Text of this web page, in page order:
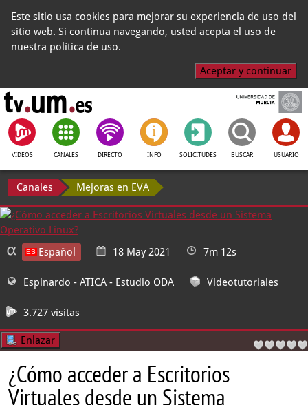
Este sitio usa cookies para mejorar su experiencia de uso del
sitio web. Si continua navegando, usted acepta el uso de
nuestra política de uso.
Aceptar y continuar
VIDEOS CANALES DIRECTO INFO SOLICITUDES BUSCAR USUARIO
Canales Mejoras en EVA
Español 18 May 2021 7m 12s
Espinardo - ATICA - Estudio ODA Videotutoriales
3.727 visitas
Enlazar
¿Cómo acceder a Escritorios
Virtuales desde un Sistema